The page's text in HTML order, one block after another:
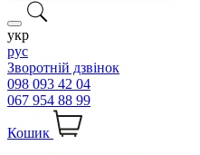
укр
рус
Зворотній дзвінок
098 093 42 04
067 954 88 99
Кошик